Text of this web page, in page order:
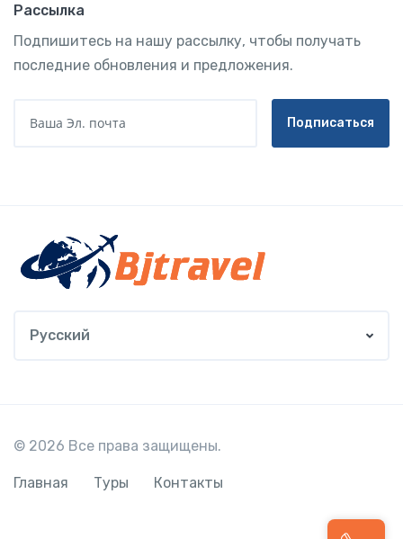
Рассылка
Подпишитесь на нашу рассылку, чтобы получать
последние обновления и предложения.
Подписаться
Русский
© 2026 Все права защищены.
Главная Туры Контакты